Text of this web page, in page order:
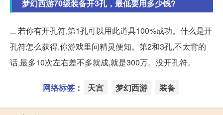
梦幻西游70级装备开3孔，最低要用多少钱?
... 若你有开孔符,第1孔可以用此道具100%成功。什么是开
孔符怎么获得,你游戏里问精灵便知。第2和3孔,不太背的
话,最多10次左右差不多就成,就是300万。没开孔符。
网络标签： 天宫 梦幻西游 装备